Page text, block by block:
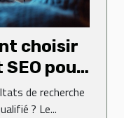
choisir
pour
de recherche
? Le...